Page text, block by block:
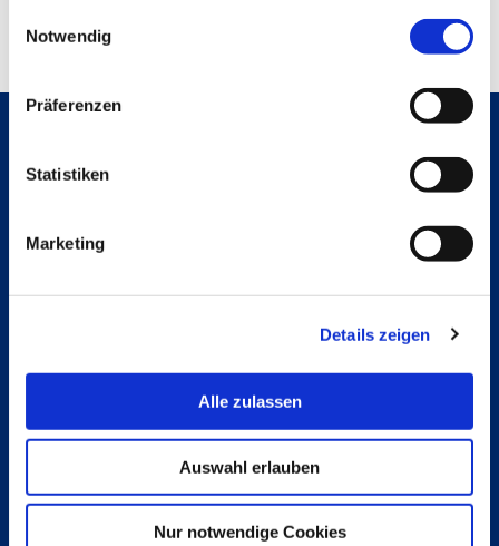
Notwendig
Präferenzen
Statistiken
Marketing
Details zeigen
Alle zulassen
Auswahl erlauben
Nur notwendige Cookies
Hochschule Bremerhaven
Instagram
Studienpat:innen Instagram
YouTube